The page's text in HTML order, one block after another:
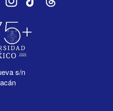
s/n